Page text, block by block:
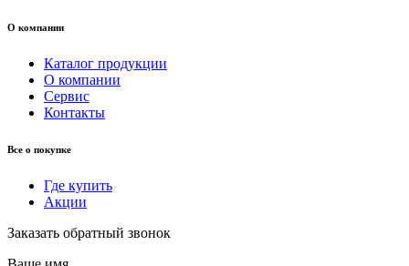
О компании
Каталог продукции
О компании
Сервис
Контакты
Все о покупке
Где купить
Акции
Заказать обратный звонок